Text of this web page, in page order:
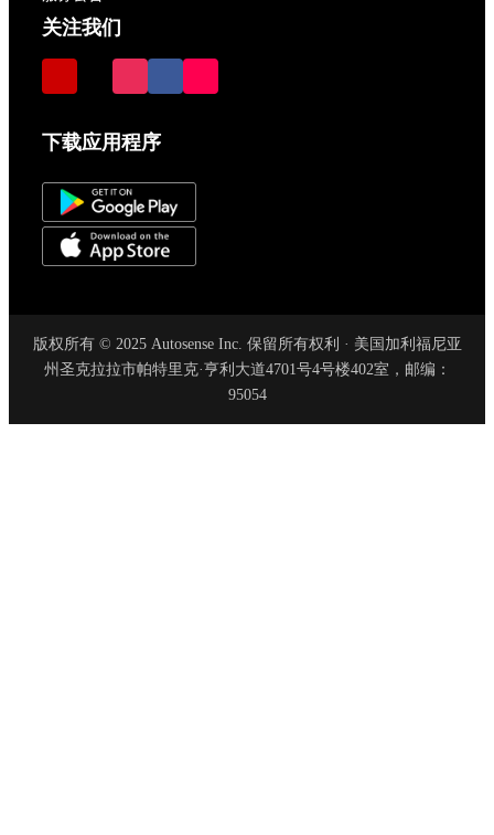
关注我们
下载应用程序
版权所有 © 2025 Autosense Inc. 保留所有权利 · 美国加利福尼亚
州圣克拉拉市帕特里克·亨利大道4701号4号楼402室，邮编：
95054